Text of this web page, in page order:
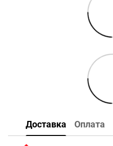
Доставка Оплата